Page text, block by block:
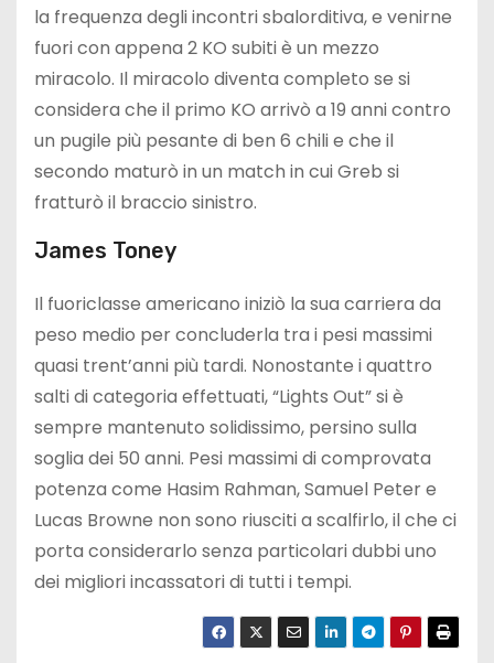
la frequenza degli incontri sbalorditiva, e venirne
fuori con appena 2 KO subiti è un mezzo
miracolo. Il miracolo diventa completo se si
considera che il primo KO arrivò a 19 anni contro
un pugile più pesante di ben 6 chili e che il
secondo maturò in un match in cui Greb si
fratturò il braccio sinistro.
James Toney
Il fuoriclasse americano iniziò la sua carriera da
peso medio per concluderla tra i pesi massimi
quasi trent’anni più tardi. Nonostante i quattro
salti di categoria effettuati, “Lights Out” si è
sempre mantenuto solidissimo, persino sulla
soglia dei 50 anni. Pesi massimi di comprovata
potenza come Hasim Rahman, Samuel Peter e
Lucas Browne non sono riusciti a scalfirlo, il che ci
porta considerarlo senza particolari dubbi uno
dei migliori incassatori di tutti i tempi.